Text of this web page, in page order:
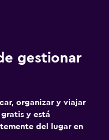
gestionar
organizar y viajar
y está
del lugar en